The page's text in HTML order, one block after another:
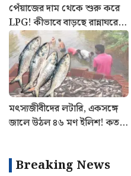
পেঁয়াজের দাম থেকে শুরু করে
LPG! কীভাবে বাড়ছে রান্নাঘরের
খরচ? চিন্তা বাড়াচ্ছে পরিসংখ্যান
মৎস্যজীবীদের লটারি, একসঙ্গে
জালে উঠল ৪৬ মণ ইলিশ! কত
Breaking News